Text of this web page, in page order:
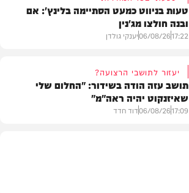
טעות בניווט כמעט הסתיימה בלינץ': אם
ובנה חולצו מג'נין
17:22
06/08/26יענקי גולדן
יעזור לתושבי הרצועה?
תושב עזה הודה בשידור: "החלום שלי
שאיזנקוט יהיה ראה"מ"
17:09
06/08/26דוד חדד